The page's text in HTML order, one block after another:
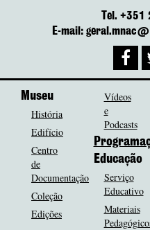
Tel.
E-mail:
Museu
História
Edifício
Centro
de
Documentação
Coleção
Edições
Vídeos
e
Podcasts
Educação
Serviço
Educativo
Materiais